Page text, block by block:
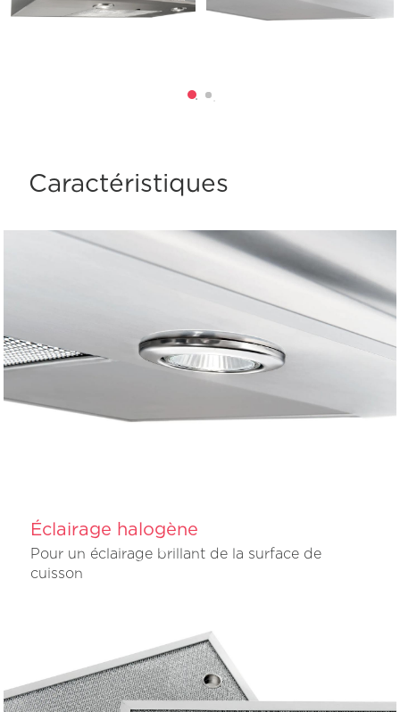
Caractéristiques
Éclairage halogène
Pour un éclairage brillant de la surface de
cuisson